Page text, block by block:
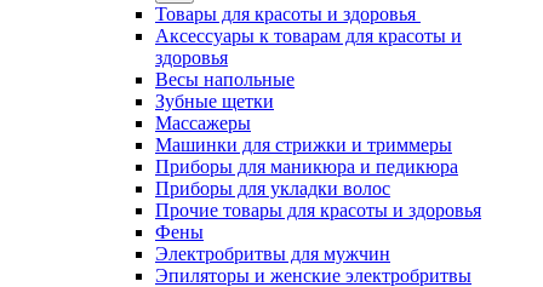
Товары для красоты и здоровья
Аксессуары к товарам для красоты и
здоровья
Весы напольные
Зубные щетки
Массажеры
Машинки для стрижки и триммеры
Приборы для маникюра и педикюра
Приборы для укладки волос
Прочие товары для красоты и здоровья
Фены
Электробритвы для мужчин
Эпиляторы и женские электробритвы